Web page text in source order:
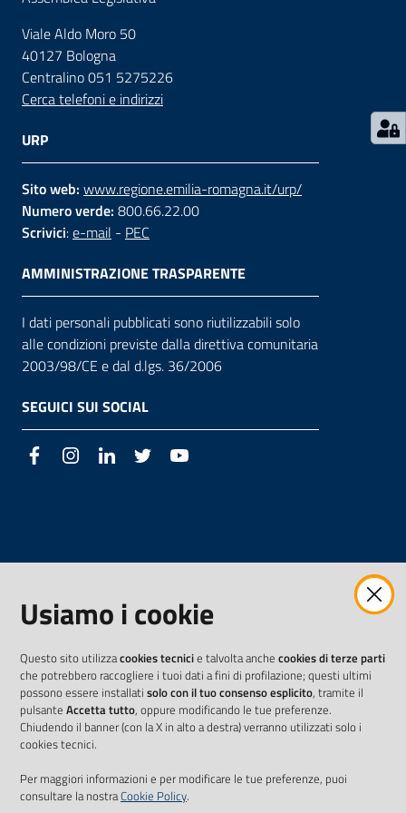
Contatti
su
Viale Aldo Moro 50
40127 Bologna
Centralino 051 5275226
Cerca telefoni e indirizzi
URP
Sito web: www.regione.emilia-romagna.it/urp/
Numero verde: 800.66.22.00
Scrivici:e-mail - PEC
AMMINISTRAZIONE TRASPARENTE
I dati personali pubblicati sono riutilizzabili solo
alle condizioni previste dalla direttiva comunitaria
2003/98/CE e dal d.lgs. 36/2006
SEGUICI SUI SOCIAL
FacebookInstagramLinkedIn Twitter
Usiamo i cookie
Questo sito utilizzacookies tecnicie talvolta anche cookies di terze parti
che potrebbero raccogliere i tuoi dati a fini di profilazione; questi ultimi
possono essere installati solo con il tuo consenso esplicito, tramite il
pulsante Accetta tutto, oppure modificando le tue preferenze.
Chiudendo il banner (con la X in alto a destra) verranno utilizzati solo i
cookies tecnici.
Per maggiori informazioni e per modificare le tue preferenze, puoi
consultare la nostraCookie Policy.